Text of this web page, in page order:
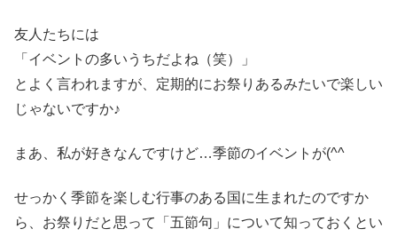
友人たちには
「イベントの多いうちだよね（笑）」
とよく言われますが、定期的にお祭りあるみたいで楽しい
じゃないですか♪
まあ、私が好きなんですけど…季節のイベントが(^^ゞ
せっかく季節を楽しむ行事のある国に生まれたのですか
ら、お祭りだと思って「五節句」について知っておくとい